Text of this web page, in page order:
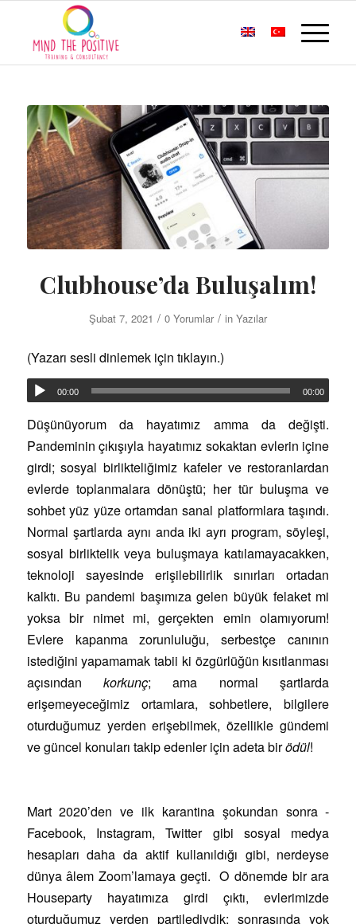
Clubhouse’da Buluşalım!
Şubat 7, 2021 / 0 Yorumlar / in Yazılar
(Yazarı sesli dinlemek için tıklayın.)
00:00 00:00
Düşünüyorum da hayatımız amma da değişti.
Pandeminin çıkışıyla hayatımız sokaktan evlerin içine
girdi; sosyal birlikteliğimiz kafeler ve restoranlardan
evlerde toplanmalara dönüştü; her tür buluşma ve
sohbet yüz yüze ortamdan sanal platformlara taşındı.
Normal şartlarda aynı anda iki ayrı program, söyleşi,
sosyal birliktelik veya buluşmaya katılamayacakken,
teknoloji sayesinde erişilebilirlik sınırları ortadan
kalktı. Bu pandemi başımıza gelen büyük felaket mi
yoksa bir nimet mi, gerçekten emin olamıyorum!
Evlere kapanma zorunluluğu, serbestçe canının
istediğini yapamamak tabii ki özgürlüğün kısıtlanması
açısındankorkunç; ama normal şartlarda
erişemeyeceğimiz ortamlara, sohbetlere, bilgilere
oturduğumuz yerden erişebilmek, özellikle gündemi
ve güncel konuları takip edenler için adeta birödül!
Mart 2020’den ve ilk karantina şokundan sonra -
Facebook, Instagram, Twitter gibi sosyal medya
hesapları daha da aktif kullanıldığı gibi, nerdeyse
dünya âlem Zoom’lamaya geçti. O dönemde bir ara
Houseparty hayatımıza girdi çıktı, evlerimizde
oturduğumuz yerden partilediydik; sonrasında yok